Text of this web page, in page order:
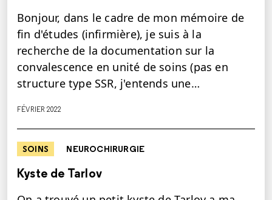
Bonjour, dans le cadre de mon mémoire de
fin d'études (infirmière), je suis à la
recherche de la documentation sur la
convalescence en unité de soins (pas en
structure type SSR, j'entends une…
FÉVRIER 2022
SOINS NEUROCHIRURGIE
Kyste de Tarlov